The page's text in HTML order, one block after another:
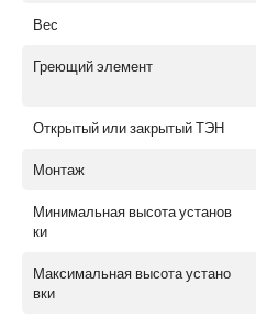
Вес
Греющий элемент
Открытый или закрытый ТЭН
Монтаж
Минимальная высота установ
ки
Максимальная высота устано
вки